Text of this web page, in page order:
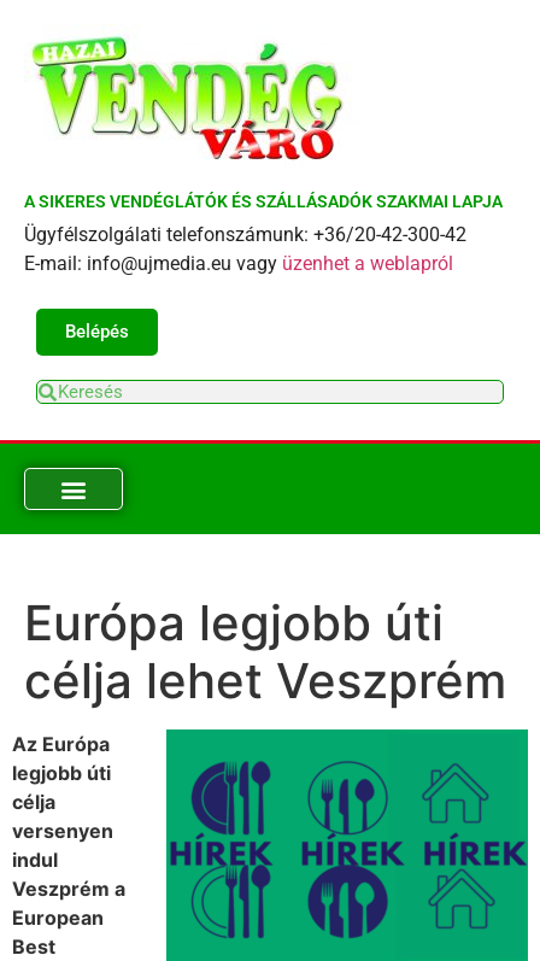
A SIKERES VENDÉGLÁTÓK ÉS SZÁLLÁSADÓK SZAKMAI LAPJA
Ügyfélszolgálati telefonszámunk: +36/20-42-300-42
E-mail: info@ujmedia.eu vagy üzenhet a weblapról
Belépés
Európa legjobb úti
célja lehet Veszprém
Az Európa
legjobb úti
célja
versenyen
indul
Veszprém a
European
Best